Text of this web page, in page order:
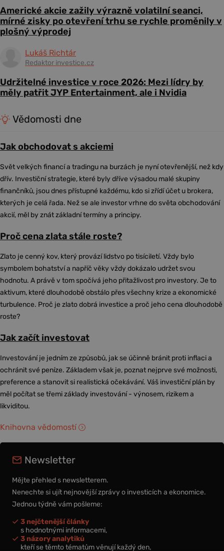
Americké akcie zažily výrazně volatilní seanci,
mírné zisky po otevření trhu se rychle proměnily v
plošný výprodej
Lukáš Richtár
Redaktor investice.cz
Udržitelné investice v roce 2026: Mezi lídry by
měly patřit JYP Entertainment, ale i Nvidia
Vědomosti dne
Jak obchodovat s akciemi
Svět velkých financí a tradingu na burzách je nyní otevřenější, než kdy
dřív. Investiční strategie, které byly dříve výsadou malé skupiny
finančníků, jsou dnes přístupné každému, kdo si zřídí účet u brokera,
kterých je celá řada. Než se ale investor vrhne do světa obchodování
akcií, měl by znát základní termíny a principy.
Proč cena zlata stále roste?
Zlato je cenný kov, který provází lidstvo po tisíciletí. Vždy bylo
symbolem bohatství a napříč věky vždy dokázalo udržet svou
hodnotu. A právě v tom spočívá jeho přitažlivost pro investory. Je to
aktivum, které dlouhodobě obstálo přes všechny krize a ekonomické
turbulence. Proč je zlato dobrá investice a proč jeho cena dlouhodobě
roste?
Jak začít investovat
Investování je jedním ze způsobů, jak se účinně bránit proti inflaci a
ochránit své peníze. Základem však je, poznat nejprve své možnosti,
preference a stanovit si realistická očekávání. Váš investiční plán by
měl počítat se třemi základy investování - výnosem, rizikem a
likviditou.
Knihovna vědomostí
Newsletter
Mějte přehled s newsletterem.
Nenechte si ujít nejnovější zprávy o investicích a ekonomice.
Jednou týdně vám pošleme:
3 nejčtenější články
s hodnotnými informacemi,
3 názory analytiků
kteří se těmto tématům věnují každý den,